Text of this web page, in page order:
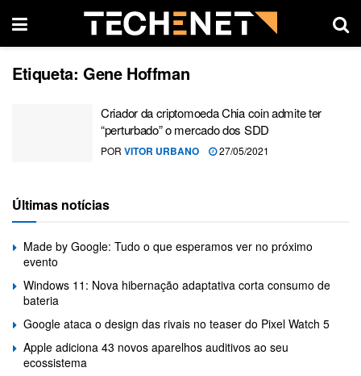
Etiqueta: Gene Hoffman
Criador da criptomoeda Chia coin admite ter
“perturbado” o mercado dos SDD
POR VITOR URBANO 27/05/2021
Últimas notícias
Made by Google: Tudo o que esperamos ver no próximo
evento
Windows 11: Nova hibernação adaptativa corta consumo de
bateria
Google ataca o design das rivais no teaser do Pixel Watch 5
Apple adiciona 43 novos aparelhos auditivos ao seu
ecossistema